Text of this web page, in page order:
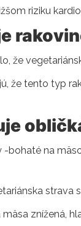
riziku
že
že tento typ
-bohaté na
strava
znížená,